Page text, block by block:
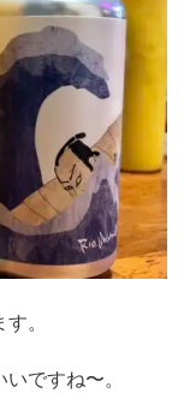
。
ですね〜。